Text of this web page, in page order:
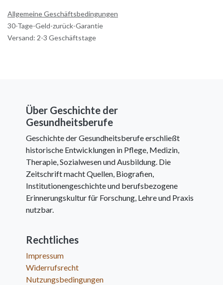
Allgemeine Geschäftsbedingungen
30-Tage-Geld-zurück-Garantie
Versand: 2-3 Geschäftstage
Über Geschichte der
Gesundheitsberufe
Geschichte der Gesundheitsberufe erschließt
historische Entwicklungen in Pflege, Medizin,
Therapie, Sozialwesen und Ausbildung. Die
Zeitschrift macht Quellen, Biografien,
Institutionengeschichte und berufsbezogene
Erinnerungskultur für Forschung, Lehre und Praxis
nutzbar.
Rechtliches
Impressum
Widerrufsrecht
Nutzungsbedingungen